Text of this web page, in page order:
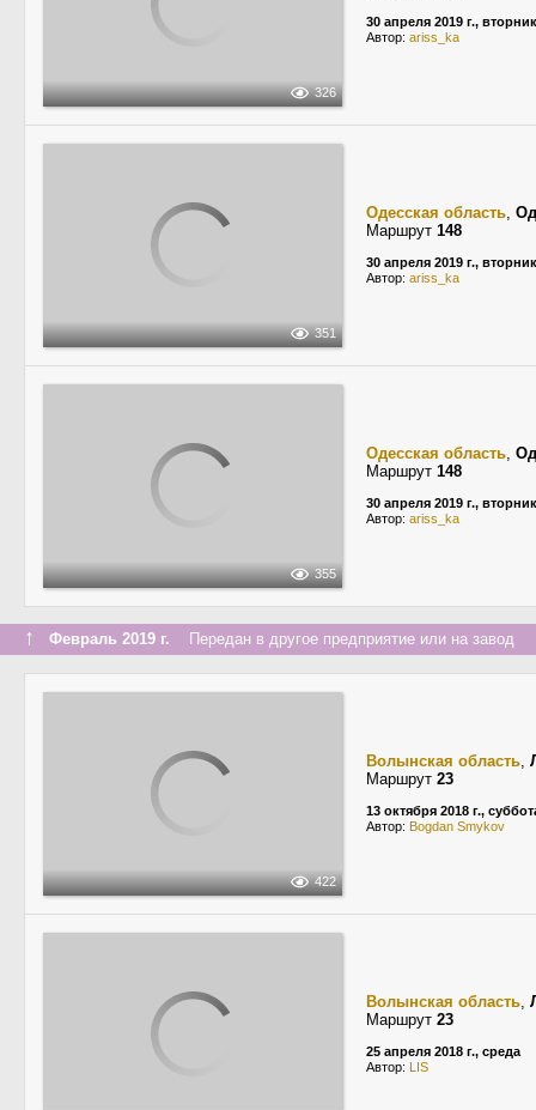
326
30 апреля 2019 г., вторник
Автор: ariss_ka
351
Одесская область,
Маршрут 148
30 апреля 2019 г., вторник
Автор: ariss_ka
355
Одесская область,
Маршрут 148
30 апреля 2019 г., вторник
Автор: ariss_ka
↑ Февраль 2019 г. Передан в другое предприятие или на завод
422
Волынская область,
Маршрут 23
13 октября 2018 г.,
Автор: Bogdan Smykov
Волынская область,
Маршрут 23
25 апреля 2018 г., среда
Автор: LIS